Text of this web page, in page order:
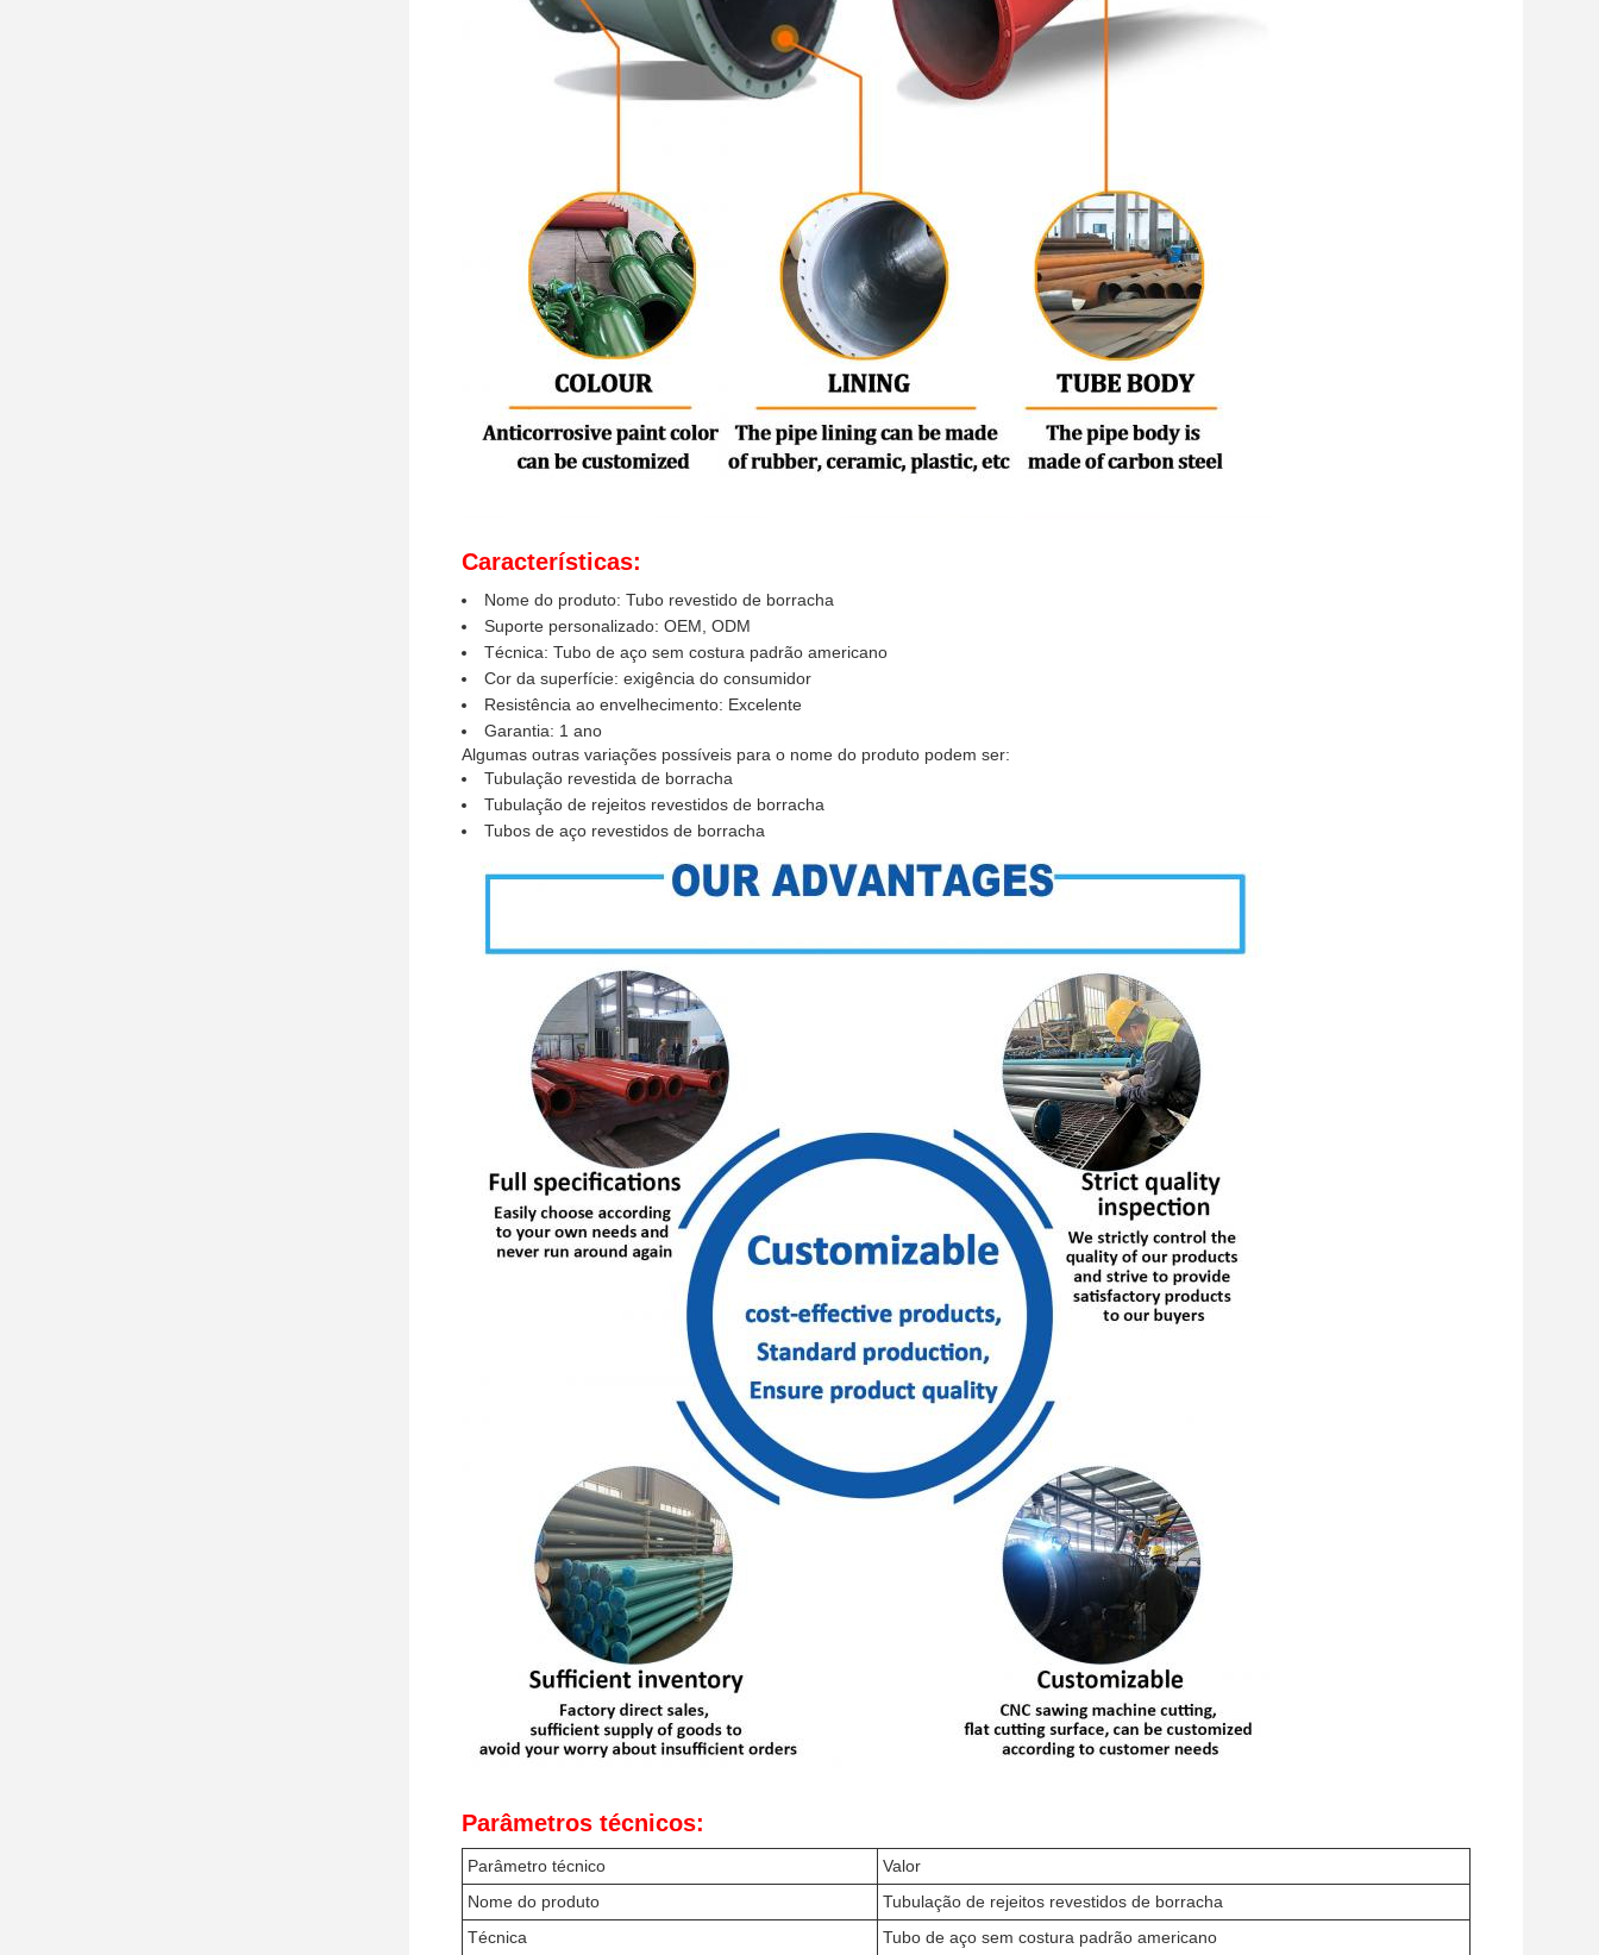
Características:
Nome do produto: Tubo revestido de borracha
Suporte personalizado: OEM, ODM
Técnica: Tubo de aço sem costura padrão americano
Cor da superfície: exigência do consumidor
Resistência ao envelhecimento: Excelente
Garantia: 1 ano
Algumas outras variações possíveis para o nome do produto podem ser:
Tubulação revestida de borracha
Tubulação de rejeitos revestidos de borracha
Tubos de aço revestidos de borracha
Parâmetros técnicos:
Parâmetro técnico
Valor
Nome do produto
Tubulação de rejeitos revestidos de borracha
Técnica
Tubo de aço sem costura padrão americano